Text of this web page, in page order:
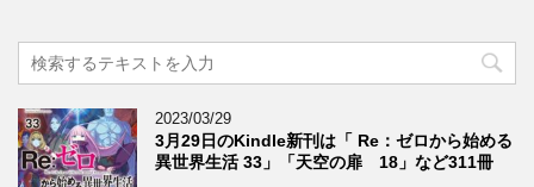
2023/03/29
3月29日のKindle新刊は「 Re：ゼロから始める
異世界生活 33」「天空の扉 18」など311冊